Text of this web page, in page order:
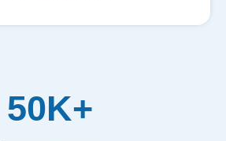
50K+